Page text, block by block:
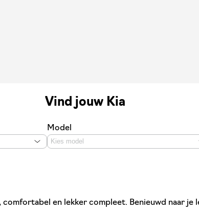
Vind jouw Kia
Model
Kies model
en lekker compleet. Benieuwd naar